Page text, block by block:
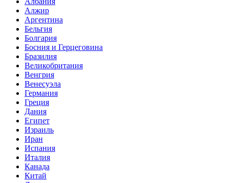
Алжир
Аргентина
Бельгия
Болгария
Босния и Герцеговина
Бразилия
Великобритания
Венгрия
Венесуэла
Германия
Греция
Дания
Египет
Израиль
Иран
Испания
Италия
Канада
Китай